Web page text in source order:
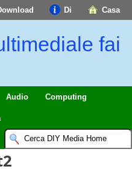
Casa
Di
fai
Audio Computing